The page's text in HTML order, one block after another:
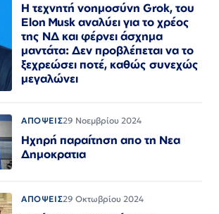
Η τεχνητή νοημοσύνη Grok, του
Elon Musk αναλύει για το χρέος
της ΝΔ και φέρνει άσχημα
μαντάτα: Δεν προβλέπεται να το
ξεχρεώσει ποτέ, καθώς συνεχώς
μεγαλώνει
ΑΠΟΨΕΙΣ29 Νοεμβρίου 2024
Ηχηρή παραίτηση απο τη Νεα
Δημοκρατια
ΑΠΟΨΕΙΣ29 Οκτωβρίου 2024